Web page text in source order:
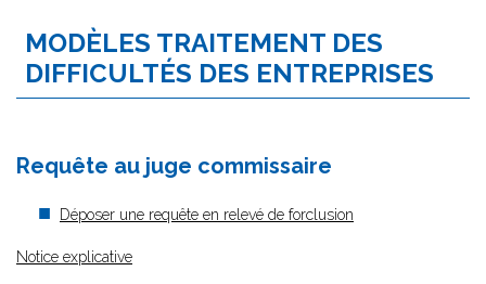
MODÈLES TRAITEMENT DES
DIFFICULTÉS DES ENTREPRISES
Requête au juge commissaire
Déposer une requête en relevé de forclusion
Notice explicative